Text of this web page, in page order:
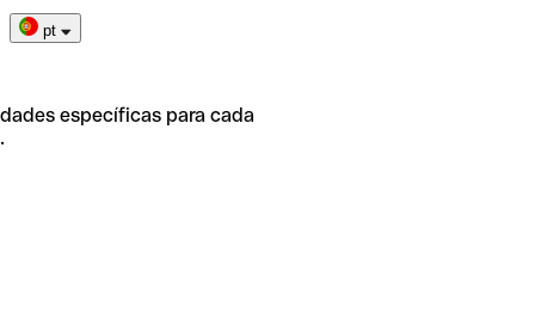
pt
específicas para cada